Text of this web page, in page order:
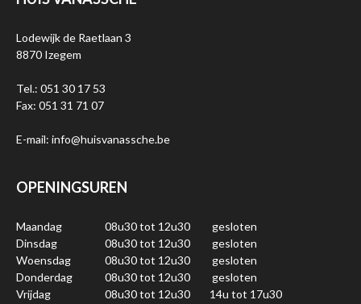
Lodewijk de Raetlaan 3
8870 Izegem
Tel.: 051 30 17 53
Fax: 051 31 71 07
E-mail: info@huisvanassche.be
OPENINGSUREN
Maandag 08u30 tot 12u30
gesloten
Dinsdag
08u30 tot 12u30
gesloten
Woensdag
08u30 tot 12u30
gesloten
Donderdag
08u30 tot 12u30
gesloten
Vrijdag
08u30 tot 12u30
14u tot 17u30